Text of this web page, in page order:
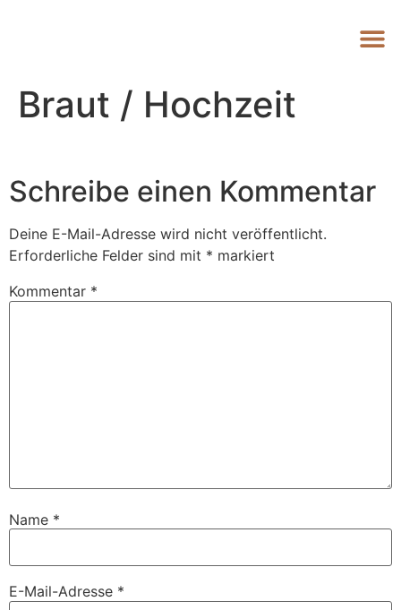
Braut / Hochzeit
Schreibe einen Kommentar
Deine E-Mail-Adresse wird nicht veröffentlicht.
Erforderliche Felder sind mit * markiert
Kommentar *
Name *
E-Mail-Adresse *